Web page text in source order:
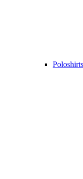
Poloshirts